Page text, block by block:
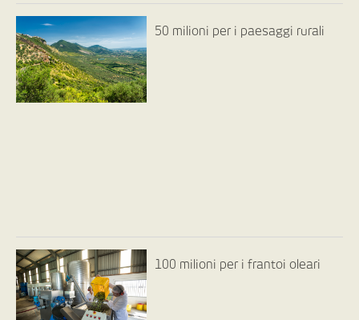
50 milioni per i paesaggi rurali
100 milioni per i frantoi oleari